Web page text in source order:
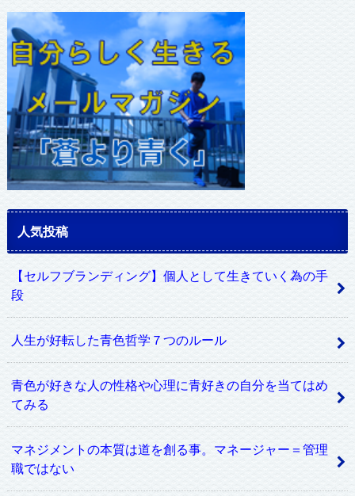
ド
レ
ス
人気投稿
【セルフブランディング】個人として生きていく為の手
段
人生が好転した青色哲学７つのルール
青色が好きな人の性格や心理に青好きの自分を当てはめ
てみる
マネジメントの本質は道を創る事。マネージャー＝管理
職ではない